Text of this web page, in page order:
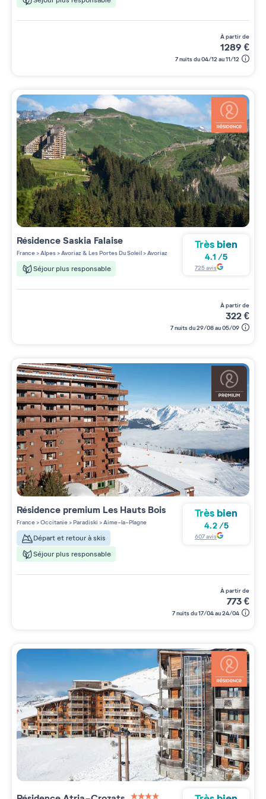
à partir de
1289 €
7 nuits du 04/12 au 11/12
RésidenceSaskia Falaise
France>Alpes>Avoriaz & Les Portes Du Soleil>Avoriaz
Séjour plus responsable
Très bien
4.1 /5
725avis
à partir de
322€
7 nuits du 29/08 au 05/09
Résidence premium Les Hauts Bois
France>Occitanie>Paradiski >Aime-la-Plagne
Départ et retour à skis
Séjour plus responsable
Très bien
4.2/5
607avis
à partir de
773€
7 nuits du 17/04 au 24/04